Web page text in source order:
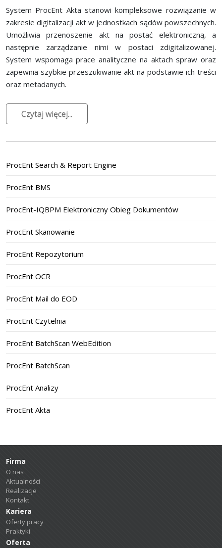
System ProcEnt Akta stanowi kompleksowe rozwiązanie w
zakresie digitalizacji akt w jednostkach sądów powszechnych.
Umożliwia przenoszenie akt na postać elektroniczną, a
następnie zarządzanie nimi w postaci zdigitalizowanej.
System wspomaga prace analityczne na aktach spraw oraz
zapewnia szybkie przeszukiwanie akt na podstawie ich treści
oraz metadanych.
Czytaj więcej...
ProcEnt Search & Report Engine
ProcEnt BMS
ProcEnt-IQBPM Elektroniczny Obieg Dokumentów
ProcEnt Skanowanie
ProcEnt Repozytorium
ProcEnt OCR
ProcEnt Mail do EOD
ProcEnt Czytelnia
ProcEnt BatchScan WebEdition
ProcEnt BatchScan
ProcEnt Analizy
ProcEnt Akta
Firma
O nas
Aktualności
Realizacje
Kontakt
Kariera
Oferty pracy
Praktyki
Oferta